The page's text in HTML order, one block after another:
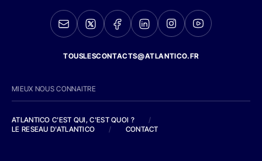
TOUSLESCONTACTS@ATLANTICO.FR
MIEUX NOUS CONNAITRE
ATLANTICO C'EST QUI, C'EST QUOI ?
/
LE RESEAU D'ATLANTICO
/ CONTACT